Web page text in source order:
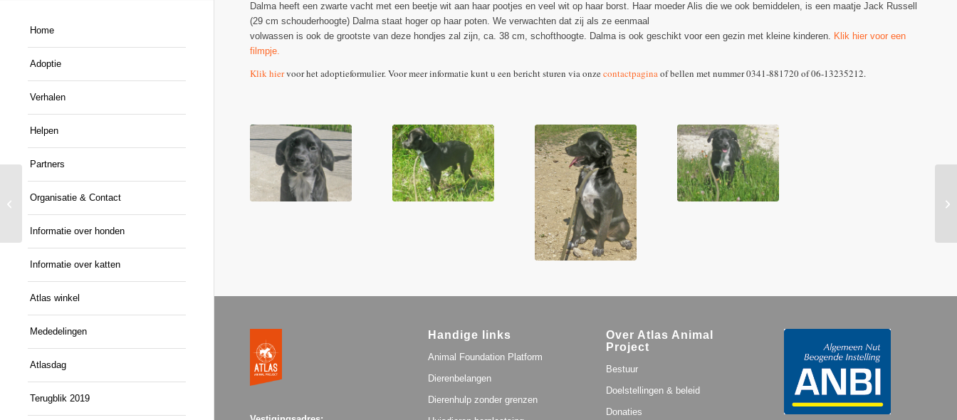
Home
Adoptie
Verhalen
Helpen
Partners
Organisatie & Contact
Informatie over honden
Informatie over katten
Atlas winkel
Mededelingen
Atlasdag
Terugblik 2019
Dalma heeft een zwarte vacht met een beetje wit aan haar pootjes en veel wit op haar borst. Haar moeder Alis die we ook bemiddelen, is een maatje Jack Russell
(29 cm schouderhoogte) Dalma staat hoger op haar poten. We verwachten dat zij als ze eenmaal
volwassen is ook de grootste van deze hondjes zal zijn, ca. 38 cm, schofthoogte. Dalma is ook geschikt voor een gezin met kleine kinderen. Klik hier voor een
filmpje.
Klik hiervoor het adoptieformulier. Voor meer informatie kunt u een bericht sturen via onzecontactpaginaof bellen met nummer 0341-881720 of 06-13235212.
Handige links
Animal Foundation Platform
Dierenbelangen
Dierenhulp zonder grenzen
Over Atlas Animal
Project
Bestuur
Doelstellingen & beleid
Donaties
Jay